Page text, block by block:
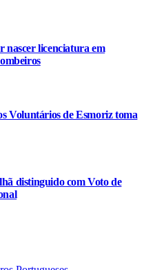
nascer licenciatura em
Voluntários de Esmoriz toma
distinguido com Voto de